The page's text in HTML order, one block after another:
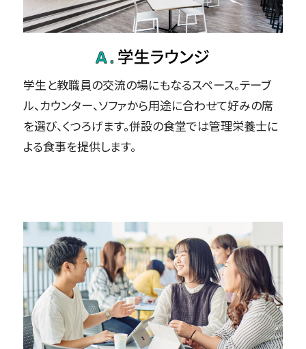
学生と教職員の交流の場にもなるスペース。テーブ
ル、カウンター、ソファから用途に合わせて好みの席
を選び、くつろげます。併設の食堂では管理栄養士に
よる食事を提供します。